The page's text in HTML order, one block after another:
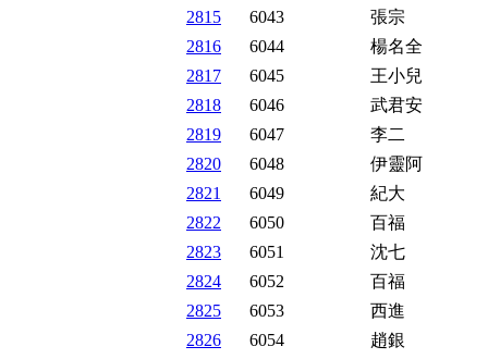
2815
6043
張宗
2816
6044
楊名全
2817
6045
王小兒
2818
6046
武君安
2819
6047
李二
2820
6048
伊靈阿
2821
6049
紀大
2822
6050
百福
2823
6051
沈七
2824
6052
百福
2825
6053
西進
2826
6054
趙銀